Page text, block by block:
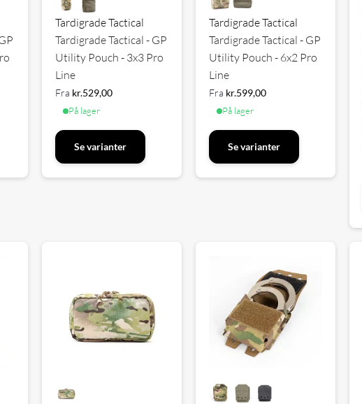
Tardigrade Tactical
Tardigrade Tactical - GP
Utility Pouch - 3x3 Pro
Line
Fra kr.529,00
På lager
Se varianter
Tardigrade Tactical
Tardigrade Tactical - GP
Utility Pouch - 6x2 Pro
Line
Fra kr.599,00
På lager
Se varianter